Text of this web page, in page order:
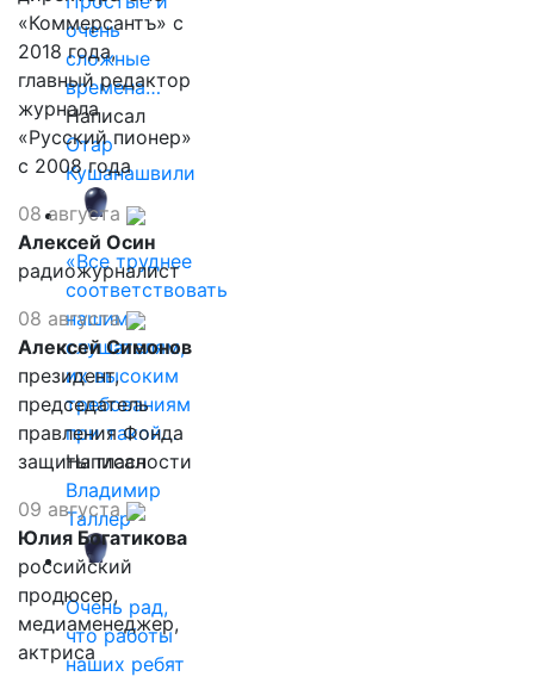
очень
сложные
времена…
Написал
Отар
Кушанашвили
«Все труднее
соответствовать
нашим
слушателям,
их высоким
требованиям
при такой…
Написал
Владимир
Таллер
Очень рад,
что работы
наших ребят
«Коммерсантъ» с
2018 года,
главный редактор
журнала
«Русский пионер»
с 2008 года
08 августа
Алексей Осин
радиожурналист
08 августа
Алексей Симонов
президент,
председатель
правления Фонда
защиты гласности
09 августа
Юлия Богатикова
российский
продюсер,
медиаменеджер,
актриса